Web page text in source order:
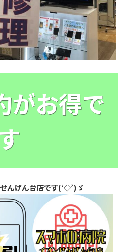
がお得で
す
んげん台店です(‘◇’)ゞ